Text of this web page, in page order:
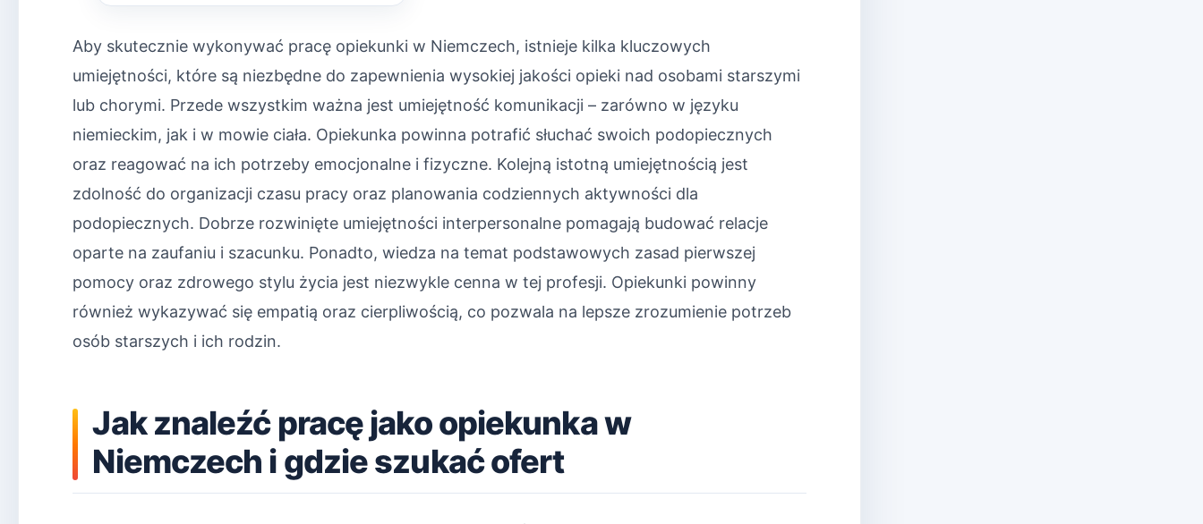
Aby skutecznie wykonywać pracę opiekunki w Niemczech, istnieje kilka kluczowych
umiejętności, które są niezbędne do zapewnienia wysokiej jakości opieki nad osobami starszymi
lub chorymi. Przede wszystkim ważna jest umiejętność komunikacji – zarówno w języku
niemieckim, jak i w mowie ciała. Opiekunka powinna potrafić słuchać swoich podopiecznych
oraz reagować na ich potrzeby emocjonalne i fizyczne. Kolejną istotną umiejętnością jest
zdolność do organizacji czasu pracy oraz planowania codziennych aktywności dla
podopiecznych. Dobrze rozwinięte umiejętności interpersonalne pomagają budować relacje
oparte na zaufaniu i szacunku. Ponadto, wiedza na temat podstawowych zasad pierwszej
pomocy oraz zdrowego stylu życia jest niezwykle cenna w tej profesji. Opiekunki powinny
również wykazywać się empatią oraz cierpliwością, co pozwala na lepsze zrozumienie potrzeb
osób starszych i ich rodzin.
Jak znaleźć pracę jako opiekunka w
Niemczech i gdzie szukać ofert